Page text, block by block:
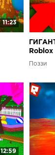
11:23
Roblox
Поззи
12:59